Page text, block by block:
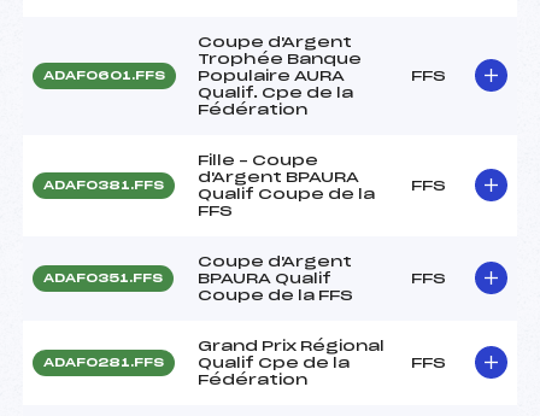
ADAF0601.FFS
Coupe d'Argent
Trophée Banque
Populaire AURA
Qualif. Cpe de la
Fédération
FFS
ADAF0381.FFS
Fille – Coupe
d'Argent BPAURA
Qualif Coupe de la
FFS
FFS
ADAF0351.FFS
Coupe d'Argent
BPAURA Qualif
Coupe de la FFS
FFS
ADAF0281.FFS
Grand Prix Régional
Qualif Cpe de la
Fédération
FFS